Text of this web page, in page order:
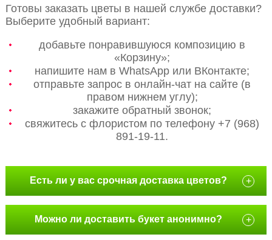
Готовы заказать цветы в нашей службе доставки?
Выберите удобный вариант:
добавьте понравившуюся композицию в
«Корзину»;
напишите нам в WhatsApp или ВКонтакте;
отправьте запрос в онлайн-чат на сайте (в
правом нижнем углу);
закажите обратный звонок;
свяжитесь с флористом по телефону +7 (968)
891-19-11.
Есть ли у вас срочная доставка цветов? +
Можно ли доставить букет анонимно? +